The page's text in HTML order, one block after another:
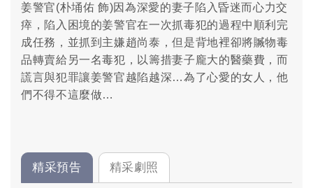
姜警官(朴埇佑 飾)因為深愛的妻子陷入昏迷而心力交
瘁，陷入困境的姜警官在一次抓毒犯的過程中順利完
成任務，並抓到主嫌趙尚泰，但是背地裡卻將贓物毒
品轉賣給另一名毒犯，以籌措妻子龐大的醫藥費，而
謊言與犯罪讓姜警官越陷越深…為了心愛的女人，他
們不得不這麼做…
精采預告 精采劇照